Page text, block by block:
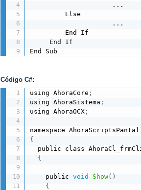
                     ...
         Else
                     ...
         End If
     End If
End Sub
Código C#:
using AhoraCore ;
using AhoraSistema ;
using AhoraOCX ;
{
public class
{
    public
void Show( )
{